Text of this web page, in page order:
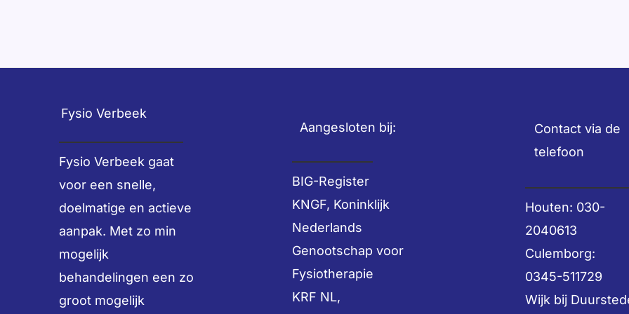
Fysio Verbeek
Fysio Verbeek gaat
voor een snelle,
doelmatige en actieve
aanpak. Met zo min
mogelijk
behandelingen een zo
groot mogelijk
Aangesloten bij:
BIG-Register
KNGF, Koninklijk
Nederlands
Genootschap voor
Fysiotherapie
KRF NL,
Contact via de
telefoon
Houten: 030-
2040613
Culemborg:
0345-511729
Wijk bij